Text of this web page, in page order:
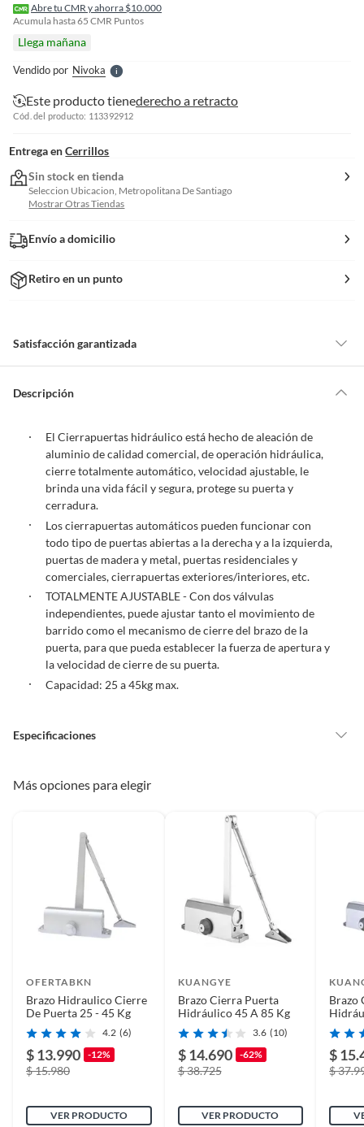
Abre tu CMR y ahorra $10.000
Acumula hasta65 CMR Puntos
Llega mañana
Vendido por NivokaS
e
r
Este producto tienederecho a retracto
Cód. del producto: 113392912
Entrega en Cerrillos
Sin stock en tienda
Seleccion Ubicacion, Metropolitana De Santiago
Mostrar Otras Tiendas
Envío a domicilio
Retiro en un punto
Satisfacción garantizada
de la compra.
comprado por internet y que hay ciertas categorías que no tienen este
derecho:
Productos que, por su naturaleza, no puedan ser devueltos,
puedan deteriorarse o caducar con rapidez.
De uso personal.
En sodimac.cl te damos30 días desde que recibes el producto
estar en perfecto estado, con todas sus etiquetas y sin uso, tal como te lo
entregamos.
Productos digitales que se entregan a través de una descarga
electrónica, por ejemplo, cupones de experiencia o programas
para el computador.
con alguna deficiencia, que sean comprados en esa condición a
vitaminas, entre otros análogos.
De uso personal.
Descripción
El Cierrapuertas hidráulico está hecho de aleación de
aluminio de calidad comercial, de operación hidráulica,
cierre totalmente automático, velocidad ajustable, le
brinda una vida fácil y segura, protege su puerta y
cerradura.
Los cierrapuertas automáticos pueden funcionar con
todo tipo de puertas abiertas a la derecha y a la izquierda,
puertas de madera y metal, puertas residenciales y
comerciales, cierrapuertas exteriores/interiores, etc.
TOTALMENTE AJUSTABLE - Con dos válvulas
independientes, puede ajustar tanto el movimiento de
barrido como el mecanismo de cierre del brazo de la
puerta, para que pueda establecer la fuerza de apertura y
la velocidad de cierre de su puerta.
Capacidad: 25 a 45kg max.
Especificaciones
Condicion del
Peso máximo
soportado
45 kg
Más opciones para elegir
OFERTABKN
Brazo Hidraulico Cierre
De Puerta 25 - 45 Kg
4.2 (6)
$ 13.990 -12%
$ 15.980
VER PRODUCTO
KUANGYE
Brazo Cierra Puerta
Hidráulico 45 A 85 Kg
3.6 (10)
$ 14.690 -62%
$ 38.725
VER PRODUCTO
Brazo
$
$